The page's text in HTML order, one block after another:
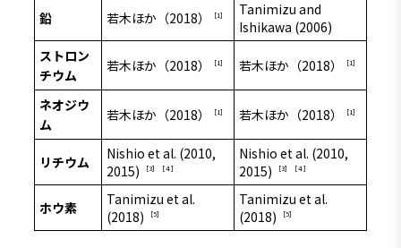
鉛 若木ほか（2018） ［1］
Tanimizu and
Ishikawa (2006)
ストロン
チウム
若木ほか（2018） ［1］ 若木ほか（2018） ［1］
ネオジウ
ム
若木ほか（2018） ［1］ 若木ほか（2018） ［1］
リチウム
Nishio et al. (2010,
2015)
［3］ ［４］
Nishio et al. (2010,
2015)
［3］ ［４］
ホウ素
Tanimizu et al.
(2018)
［5］
Tanimizu et al.
(2018)
［5］